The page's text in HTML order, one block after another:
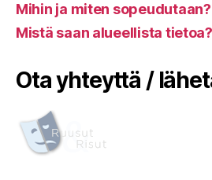
Mihin ja miten sopeudutaan?
Mistä saan alueellista tietoa?
Ota yhteyttä /